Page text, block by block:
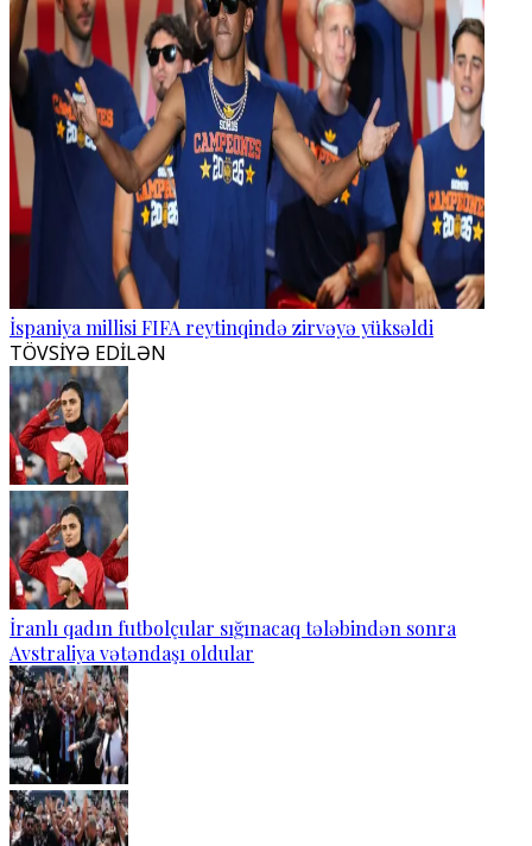
İspaniya millisi FIFA reytinqində zirvəyə yüksəldi
TÖVSİYƏ EDİLƏN
İranlı qadın futbolçular sığınacaq tələbindən sonra
Avstraliya vətəndaşı oldular